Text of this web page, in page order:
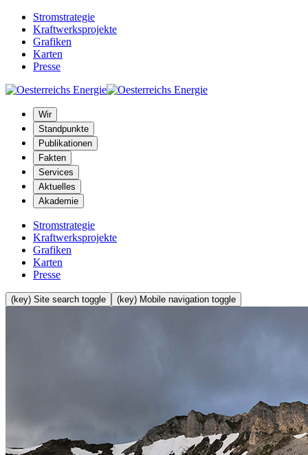
Stromstrategie
Kraftwerksprojekte
Grafiken
Karten
Presse
Wir
Standpunkte
Publikationen
Fakten
Services
Aktuelles
Akademie
Stromstrategie
Kraftwerksprojekte
Grafiken
Karten
Presse
(key) Site search toggle (key) Mobile navigation toggle